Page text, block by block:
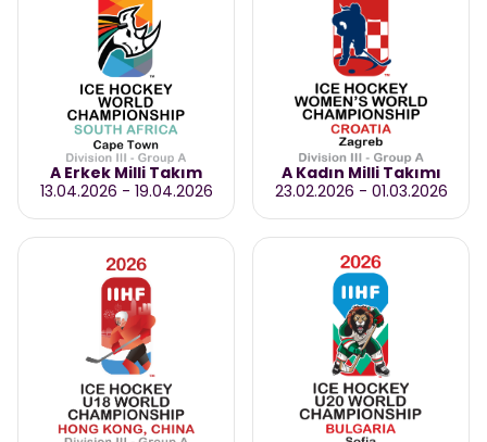
A Erkek Milli Takım
13.04.2026 - 19.04.2026
A Kadın Milli Takımı
23.02.2026 - 01.03.2026